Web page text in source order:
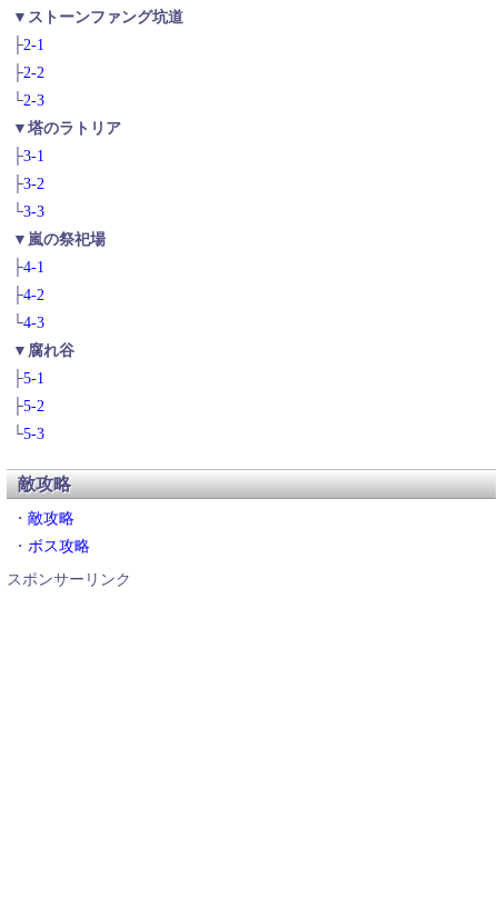
▼ストーンファング坑道
├2-1
├2-2
└2-3
▼塔のラトリア
├3-1
├3-2
└3-3
▼嵐の祭祀場
├4-1
├4-2
└4-3
▼腐れ谷
├5-1
├5-2
└5-3
敵攻略
・ 敵攻略
・ ボス攻略
スポンサーリンク